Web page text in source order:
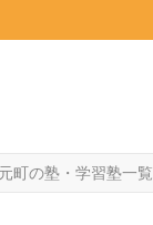
町の塾・学習塾一覧